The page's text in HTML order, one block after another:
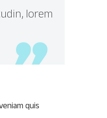
lorem
quis